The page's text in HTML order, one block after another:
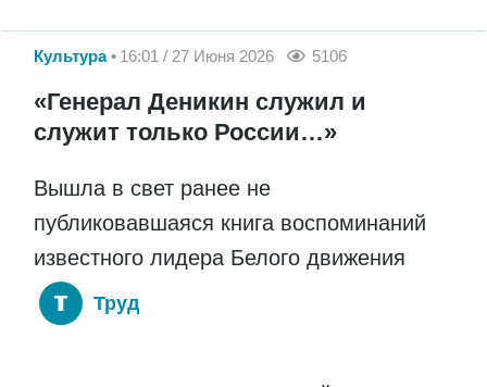
Культура 16:01 / 27 Июня 2026 5106
«Генерал Деникин служил и
служит только России…»
Вышла в свет ранее не
публиковавшаяся книга воспоминаний
известного лидера Белого движения
Труд